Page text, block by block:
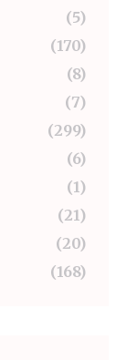
(5)
(170)
(8)
(7)
(299)
(6)
(1)
(21)
(20)
(168)